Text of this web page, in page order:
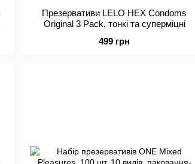
Презервативи LELO HEX Condoms
Original 3 Pack, тонкі та суперміцні
499 грн